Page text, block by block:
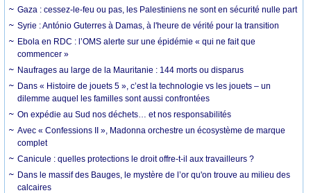
Gaza : cessez-le-feu ou pas, les Palestiniens ne sont en sécurité nulle part
Syrie : António Guterres à Damas, à l'heure de vérité pour la transition
Ebola en RDC : l’OMS alerte sur une épidémie « qui ne fait que
commencer »
Naufrages au large de la Mauritanie : 144 morts ou disparus
Dans « Histoire de jouets 5 », c’est la technologie vs les jouets – un
dilemme auquel les familles sont aussi confrontées
On expédie au Sud nos déchets… et nos responsabilités
Avec « Confessions II », Madonna orchestre un écosystème de marque
complet
Canicule : quelles protections le droit offre-t-il aux travailleurs ?
Dans le massif des Bauges, le mystère de l’or qu'on trouve au milieu des
calcaires